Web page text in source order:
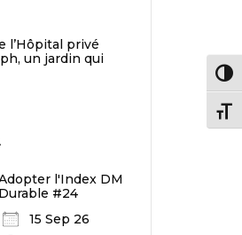
l’Hôpital privé
un jardin qui
l'Index DM
Durable #24
15 Sep 26